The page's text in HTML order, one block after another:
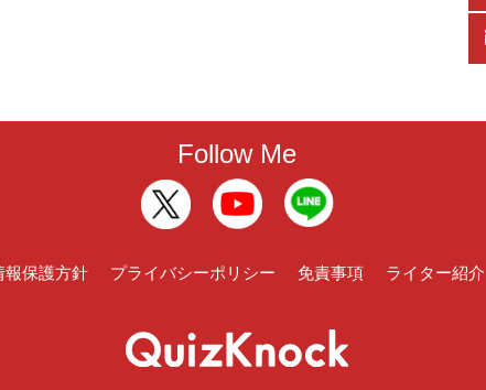
Follow Me
報保護方針 プライバシーポリシー 免責事項 ライター紹介